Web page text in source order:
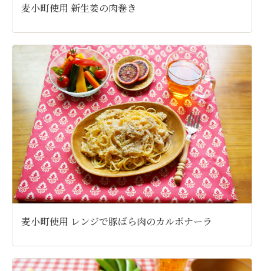
麦小町使用 新生姜の肉巻き
麦小町使用 レンジで豚ばら肉のカルボナーラ